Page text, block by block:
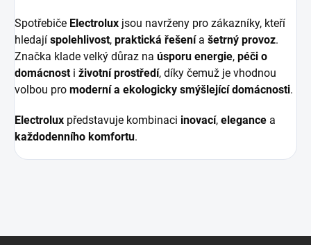
Spotřebiče Electrolux jsou navrženy pro zákazníky, kteří
hledají spolehlivost, praktická řešenía šetrný provoz.
Značka klade velký důraz na úsporu energie, péči o
domácnosti životní prostředí, díky čemuž je vhodnou
volbou pro moderní a ekologicky smýšlející domácnosti.
Electrolux představuje kombinaci inovací, elegance a
každodenního komfortu.